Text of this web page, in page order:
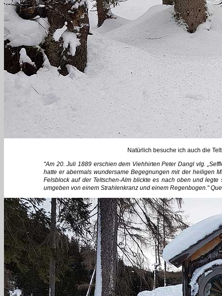
Natürlich besuche ich auch die
"Am 20. Juli 1889 erschien dem Viehhirten Peter Dangl vlg.
hatte er abermals wundersame Begegnungen mit der heiligen
Felsblock auf der Teltschen-Alm blickte es nach oben und
umgeben von einem Strahlenkranz und einem Regenbogen."